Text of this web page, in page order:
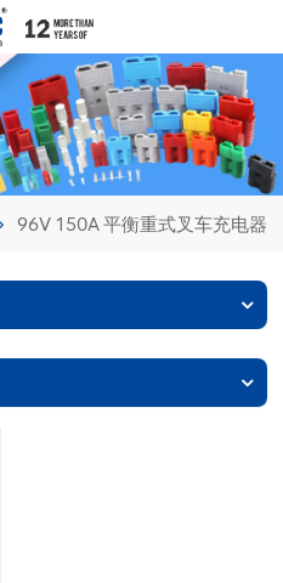
96V 150A 平衡重式叉车充电器